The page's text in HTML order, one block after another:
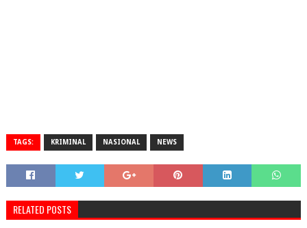
TAGS: KRIMINAL NASIONAL NEWS
RELATED POSTS